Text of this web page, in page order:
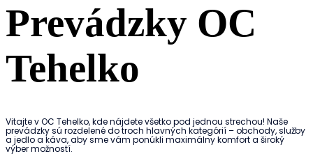
Prevádzky OC
Tehelko
Vitajte v OC Tehelko, kde nájdete všetko pod jednou strechou! Naše
prevádzky sú rozdelené do troch hlavných kategórií – obchody, služby
a jedlo a káva, aby sme vám ponúkli maximálny komfort a široký
výber možností.